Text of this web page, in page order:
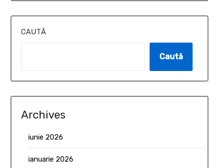
CAUTĂ
Caută
Archives
iunie 2026
ianuarie 2026